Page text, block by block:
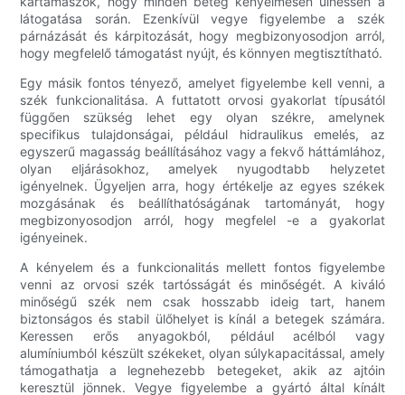
látogatása során. Ezenkívül vegye figyelembe a szék
párnázását és kárpitozását, hogy megbizonyosodjon arról,
hogy megfelelő támogatást nyújt, és könnyen megtisztítható.
Egy másik fontos tényező, amelyet figyelembe kell venni, a
szék funkcionalitása. A futtatott orvosi gyakorlat típusától
függően szükség lehet egy olyan székre, amelynek
specifikus tulajdonságai, például hidraulikus emelés, az
egyszerű magasság beállításához vagy a fekvő háttámlához,
olyan eljárásokhoz, amelyek nyugodtabb helyzetet
igényelnek. Ügyeljen arra, hogy értékelje az egyes székek
mozgásának és beállíthatóságának tartományát, hogy
megbizonyosodjon arról, hogy megfelel -e a gyakorlat
igényeinek.
A kényelem és a funkcionalitás mellett fontos figyelembe
venni az orvosi szék tartósságát és minőségét. A kiváló
minőségű szék nem csak hosszabb ideig tart, hanem
biztonságos és stabil ülőhelyet is kínál a betegek számára.
Keressen erős anyagokból, például acélból vagy
alumíniumból készült székeket, olyan súlykapacitással, amely
támogathatja a legnehezebb betegeket, akik az ajtóin
keresztül jönnek. Vegye figyelembe a gyártó által kínált